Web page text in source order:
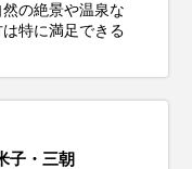
の絶景や温泉な
特に満足できる
子・三朝